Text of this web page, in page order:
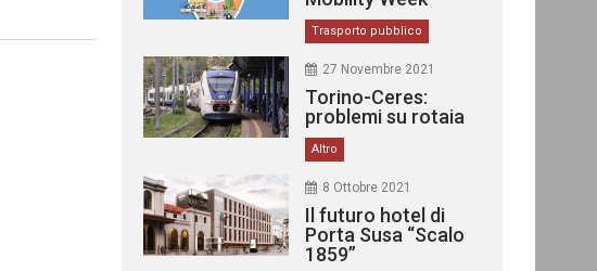
Trasporto pubblico
27 Novembre 2021
Torino-Ceres:
problemi su rotaia
Altro
8 Ottobre 2021
Il futuro hotel di
Porta Susa “Scalo
1859”